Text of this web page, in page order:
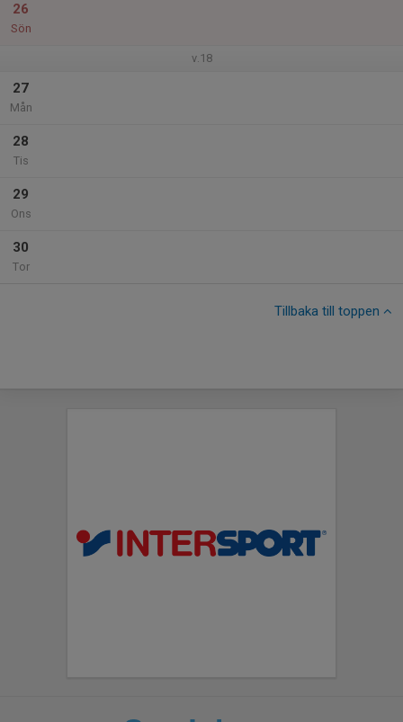
26
Sön
v.18
27
Mån
28
Tis
29
Ons
30
Tor
Tillbaka till toppen